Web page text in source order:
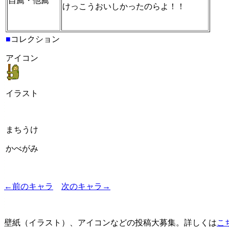
けっこうおいしかったのらよ！！
■コレクション
アイコン
イラスト
まちうけ
かべがみ
←前のキャラ 次のキャラ→
壁紙（イラスト）、アイコンなどの投稿大募集。詳しくはこ